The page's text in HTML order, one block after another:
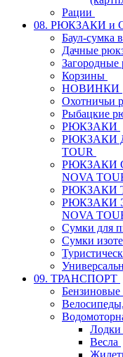
Рации
08. РЮКЗАКИ и
Баул-сумка
Дачные
Загородные
Корзины
НОВИНКИ
Охотничьи
Рыбацкие
РЮКЗАКИ
РЮКЗАКИ
TOUR
РЮКЗАКИ
NOVA
РЮКЗАКИ
РЮКЗАКИ
NOVA
Сумки для
Сумки
09. ТРАНСПОРТ
Бензиновые
Весла